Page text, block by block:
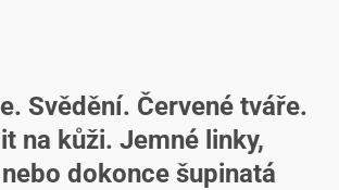
Svědění. Červené tváře.
na kůži. Jemné linky,
dokonce šupinatá